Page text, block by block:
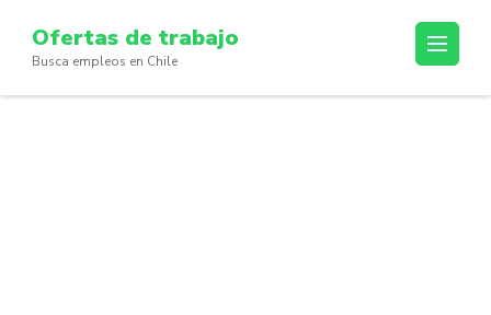
content
(Press
Ofertas de trabajo
Busca empleos en Chile